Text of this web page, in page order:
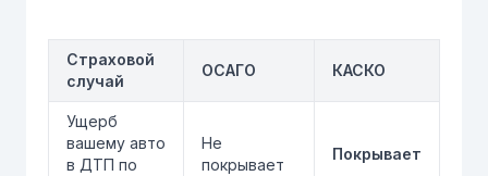
Страховой
случай
ОСАГО КАСКО
Ущерб
вашему авто
в ДТП по
Не
покрывает
Покрывает